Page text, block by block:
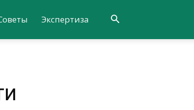
Экспертиза